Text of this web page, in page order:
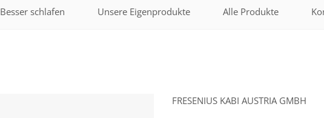
Besser schlafen Unsere Eigenprodukte Alle Produkte
FRESENIUS KABI AUSTRIA GMBH